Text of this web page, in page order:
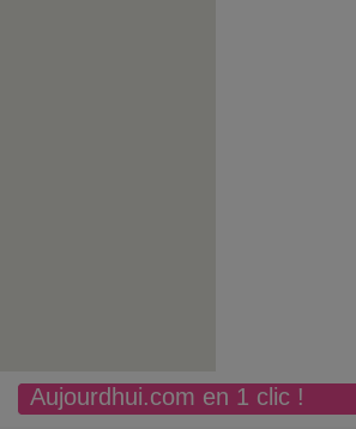
Aujourdhui.com en 1 clic !